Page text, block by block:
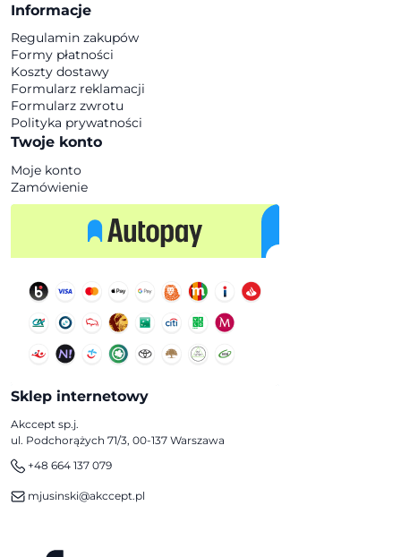
Informacje
Regulamin zakupów
Formy płatności
Koszty dostawy
Formularz reklamacji
Formularz zwrotu
Polityka prywatności
Twoje konto
Moje konto
Zamówienie
Sklep internetowy
Akccept sp.j.
ul. Podchorążych 71/3, 00-137 Warszawa
+48 664 137 079
mjusinski@akccept.pl